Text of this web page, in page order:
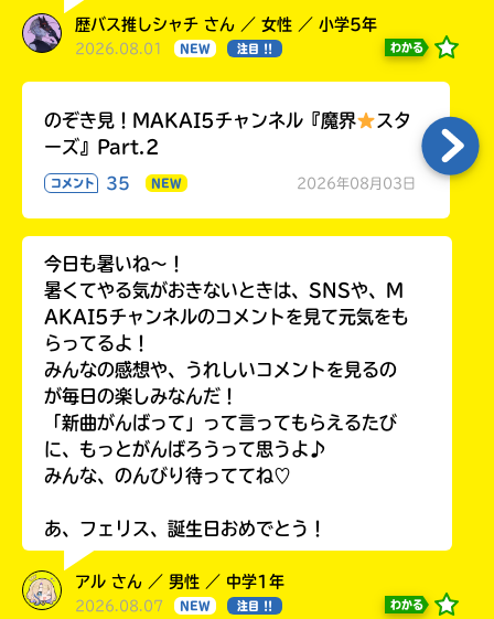
歴バス推しシャチ さん ／ 女性 ／ 小学5年
2026.08.01 NEW 注目 !! わかる
のぞき見！MAKAI5チャンネル『魔界
スタ
ーズ』Part.2
コメント 35 NEW 2026年08月03日
今日も暑いね〜！
暑くてやる気がおきないときは、SNSや、M
AKAI5チャンネルのコメントを見て元気をも
らってるよ！
みんなの感想や、うれしいコメントを見るの
が毎日の楽しみなんだ！
「新曲がんばって」って言ってもらえるたび
に、もっとがんばろうって思うよ♪
みんな、のんびり待っててね♡
あ、フェリス、誕生日おめでとう！
アル さん ／ 男性 ／ 中学1年
2026.08.07 NEW 注目 !! わかる